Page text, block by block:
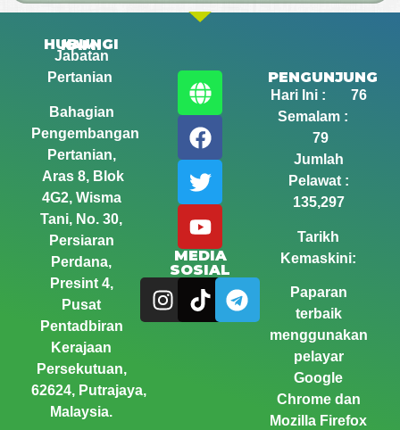
HUBUNGI KAMI
Jabatan
Pertanian
Bahagian
Pengembangan
Pertanian,
Aras 8, Blok
4G2, Wisma
Tani, No. 30,
Persiaran
Perdana,
Presint 4,
Pusat
Pentadbiran
Kerajaan
Persekutuan,
62624, Putrajaya,
Malaysia.
MEDIA
SOSIAL
PENGUNJUNG
Hari Ini : 76
Semalam :
79
Jumlah
Pelawat :
135,297
Tarikh
Kemaskini:
Paparan
terbaik
menggunakan
pelayar
Google
Chrome dan
Mozilla Firefox